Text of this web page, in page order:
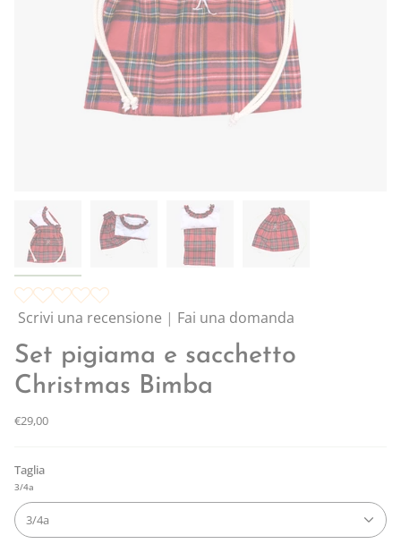
Scrivi una recensione | Fai una domanda
Set pigiama e sacchetto
Christmas Bimba
€29,00
Taglia
3/4a
3/4a